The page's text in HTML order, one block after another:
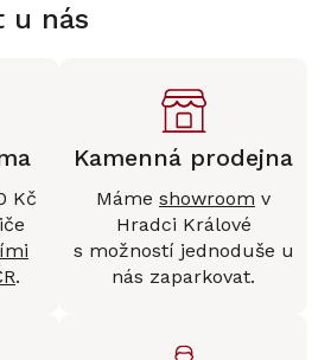
u nás
Kč
.
Kamenná prodejna
Máme showroom v
Hradci Králové
s možností jednoduše u
nás zaparkovat.